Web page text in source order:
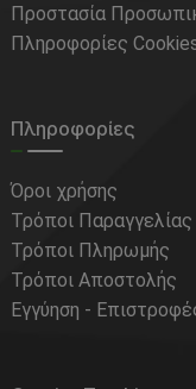
Προστασία
Πληροφορίες
Πληροφορίες
Όροι χρήσης
Τρόποι Παραγγελίας
Τρόποι Πληρωμής
Τρόποι Αποστολής
Εγγύηση -